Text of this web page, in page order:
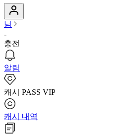
님
-
충전
알림
캐시 PASS VIP
캐시 내역